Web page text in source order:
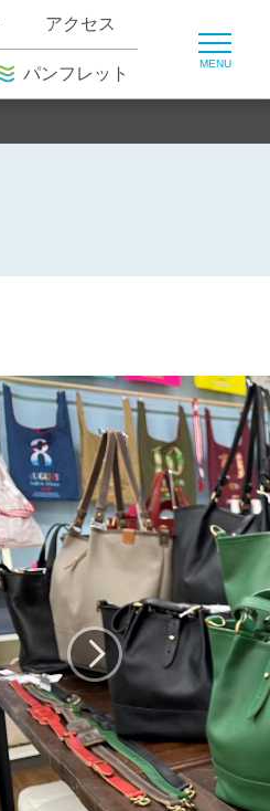
アクセス
パンフレット